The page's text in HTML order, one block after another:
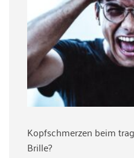
Kopfschmerzen beim
Brille?